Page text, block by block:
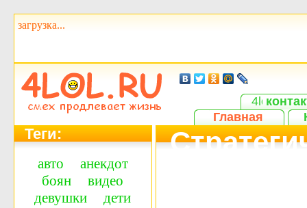
загрузка...
Главная
Теги:
авто
анекдот
боян
видео
девушки
дети